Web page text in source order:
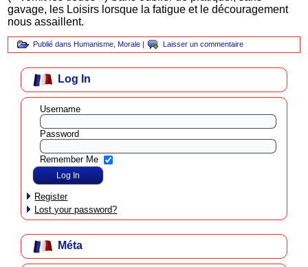
gavage, les Loisirs lorsque la fatigue et le découragement
nous assaillent.
Publié dans Humanisme Morale | Laisser un commentaire
Log In
Username
Password
Remember Me
Register
Lost your password?
Méta